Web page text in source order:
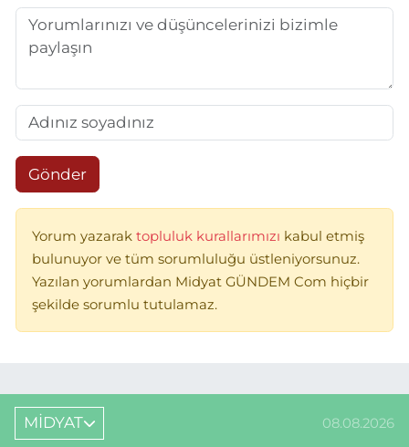
Gönder
Yorum yazarak topluluk kurallarımızı kabul etmiş
bulunuyor ve tüm sorumluluğu üstleniyorsunuz.
Yazılan yorumlardan Midyat GÜNDEM Com hiçbir
şekilde sorumlu tutulamaz.
MİDYAT 08.08.2026